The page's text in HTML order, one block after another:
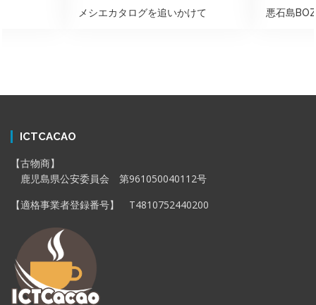
メシエカタログを追いかけて 悪石島
ICTCACAO
【古物商】
鹿児島県公安委員会 第961050040112号
【適格事業者登録番号】 T4810752440200